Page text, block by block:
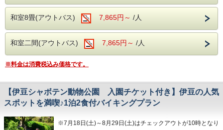
皆様のご来館をスタッフ一同、お待ちしております。
----温泉----
露天風呂を併設した大浴場が2か所あり、
滑らかな泉質の温泉がご好評いただいてお
り、湯治の宿としてもご利用いただいており
旅の疲れを癒すひとときをお過ごしくださ
和室8畳(アウトバス) 7,865円～ /人
和室二間(アウトバス) 7,865円～ /人
※料金は消費税込み価格です。
【伊豆シャボテン動物公園 入園チケット付き】伊豆の人気
スポットを満喫♪1泊2食付バイキングプラン
※7月18日(土)～8月29日(土)はチェックアウトが10時となり